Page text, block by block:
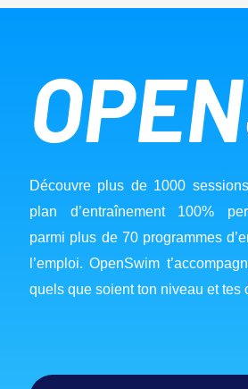
Découvre plus de 1000
plan d’entraînement 100%
parmi plus de 70 programmes
l’emploi. OpenSwim
quels que soient ton niveau et tes